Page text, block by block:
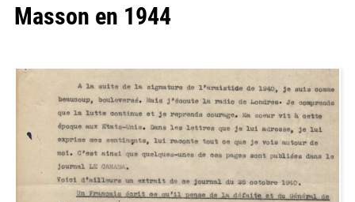
Masson en 1944